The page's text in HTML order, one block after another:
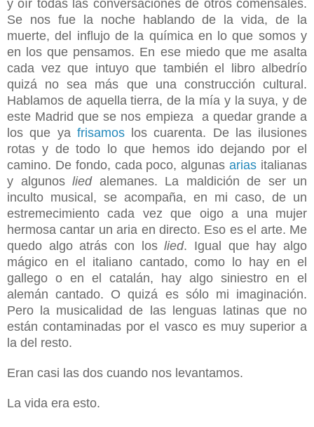
y oír todas las conversaciones de otros comensales.
Se nos fue la noche hablando de la vida, de la
muerte, del influjo de la química en lo que somos y
en los que pensamos. En ese miedo que me asalta
cada vez que intuyo que también el libro albedrío
quizá no sea más que una construcción cultural.
Hablamos de aquella tierra, de la mía y la suya, y de
este Madrid que se nos empieza a quedar grande a
los que ya frisamoslos cuarenta. De las ilusiones
rotas y de todo lo que hemos ido dejando por el
camino. De fondo, cada poco, algunasarias italianas
y algunos liedalemanes. La maldición de ser un
inculto musical, se acompaña, en mi caso, de un
estremecimiento cada vez que oigo a una mujer
hermosa cantar un aria en directo. Eso es el arte. Me
quedo algo atrás con loslied. Igual que hay algo
mágico en el italiano cantado, como lo hay en el
gallego o en el catalán, hay algo siniestro en el
alemán cantado. O quizá es sólo mi imaginación.
Pero la musicalidad de las lenguas latinas que no
están contaminadas por el vasco es muy superior a
la del resto.
Eran casi las dos cuando nos levantamos.
La vida era esto.